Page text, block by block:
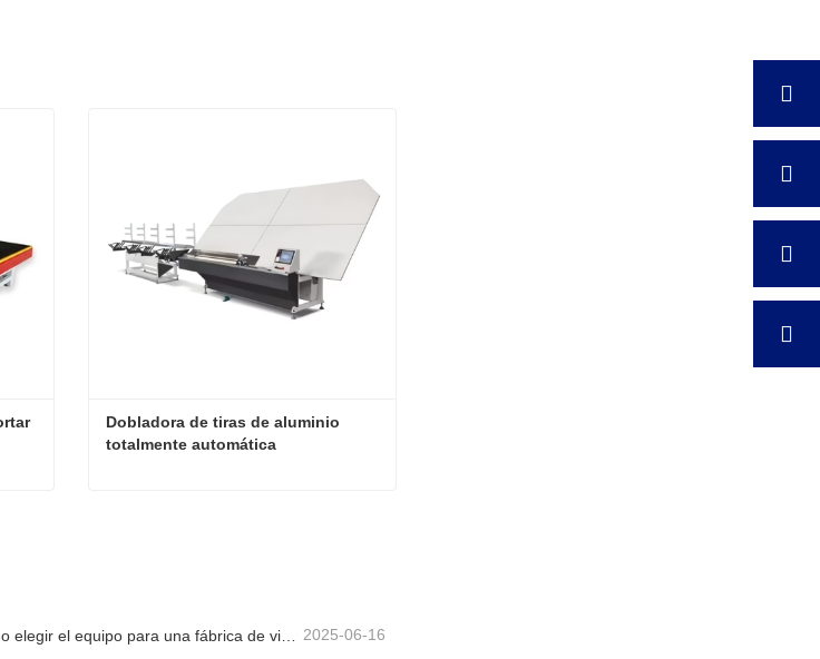
Dobladora de tiras de aluminio
totalmente automática
Cómo elegir el equipo para una fábrica de vidrio aislante convencional 2025-06-16